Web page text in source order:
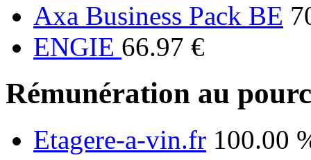
Axa Business Pack BE
ENGIE 66.97 €
Rémunération au
Etagere-a-vin.fr 100.00